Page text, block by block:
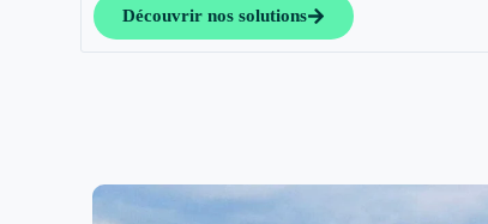
Découvrir nos solutions